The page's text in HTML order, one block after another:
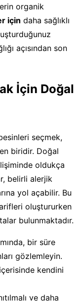
organik
için daha sağlıklı
açısından son
İçin Doğal
seçmek,
biridir. Doğal
oldukça
belirli alerjik
yol açabilir. Bu
oluştururken
bulunmaktadır.
bir süre
gözlemleyin.
kendini
ve daha